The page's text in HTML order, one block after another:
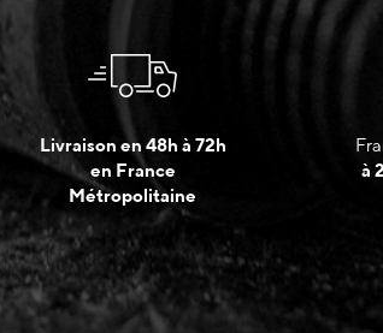
Livraison en 48h à 72h
en France
Métropolitaine
à